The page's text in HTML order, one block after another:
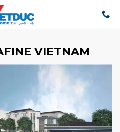
VIETNAM